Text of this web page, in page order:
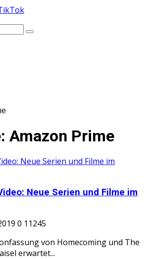
Amazon Prime
Neue Serien und Filme im
0 11245
von Homecoming und The
erwartet...